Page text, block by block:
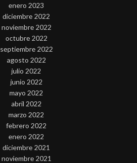
enero 2023
diciembre 2022
noviembre 2022
octubre 2022
septiembre 2022
agosto 2022
julio 2022
junio 2022
mayo 2022
abril 2022
marzo 2022
febrero 2022
enero 2022
diciembre 2021
noviembre 2021